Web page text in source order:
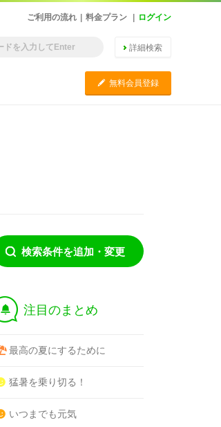
ご利用の流れ 料金プラン ログイン
詳細検索
C 無料会員登録
検索条件を追加・変更
† 注目のまとめ
最高の夏にするために
猛暑を乗り切る！
いつまでも元気